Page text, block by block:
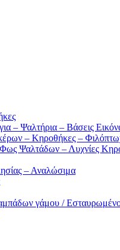
– Ψαλτήρια – Βάσεις
– Κηροθήκες –
Ψαλτάδων – Λυχνίες
– Αναλώσιμα
γάμου /